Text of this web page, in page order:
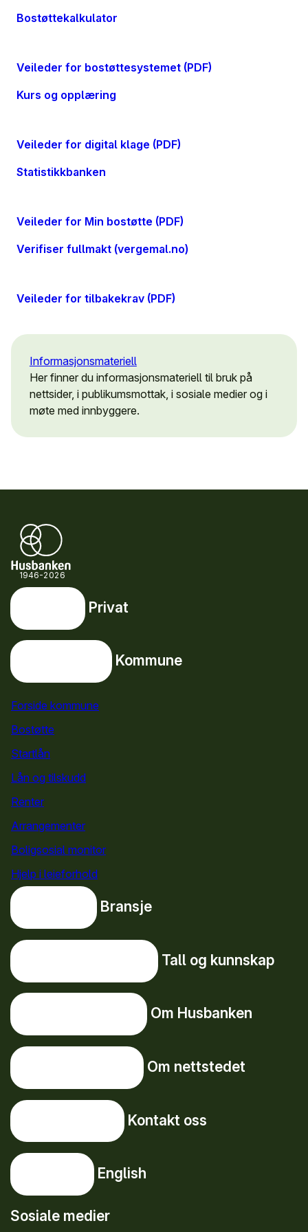
Bostøtte­kalkulator
Veileder for bostøtte­systemet (PDF)
Kurs og opplæring
Veileder for digital klage (PDF)
Statistikk­banken
Veileder for Min bostøtte (PDF)
Verifiser fullmakt (vergemal.no)
Veileder for tilbakekrav (PDF)
Informasjons­materiell
Her finner du informasjonsmateriell til bruk på
nettsider, i publikumsmottak, i sosiale medier og i
møte med innbyggere.
1946-2026
Snarveier
Privat
Kommune
Forside kommune
Bostøtte
Startlån
Lån og tilskudd
Renter
Arrangementer
Boligsosial monitor
Hjelp i leieforhold
Bransje
Tall og kunnskap
Om Husbanken
Om nettstedet
Kontakt oss
English
Sosiale medier